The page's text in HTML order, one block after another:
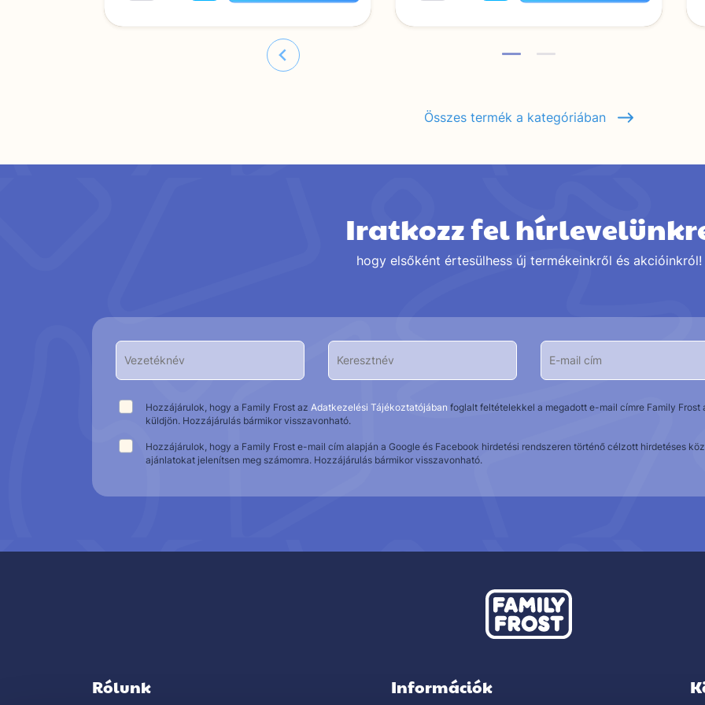
Összes termék a kategóriában
Iratkozz fel
hogy elsőként értesülhess új termékeinkről és akcióinkról!
Hozzájárulok, hogy a Family Frost az Adatkezelési Tájékoztatójában foglalt feltételekkel a megadott e-mail címre Family
küldjön. Hozzájárulás bármikor visszavonható.
Hozzájárulok, hogy a Family Frost e-mail cím alapján a Google és Facebook hirdetési rendszeren történő célzott hirdetéses
ajánlatokat jelenítsen meg számomra. Hozzájárulás bármikor visszavonható.
Rólunk Információk